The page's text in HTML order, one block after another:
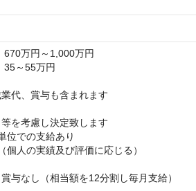
670万円～1,000万円
35～55万円
代、賞与も含まれます
等を考慮し決定致します
位での支給あり
個人の実績及び評価に応じる）
与なし（相当額を12分割し毎月支給）